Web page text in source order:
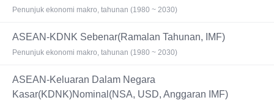
Penunjuk ekonomi makro, tahunan (1980 ~ 2030)
ASEAN-KDNK Sebenar(Ramalan Tahunan, IMF)
Penunjuk ekonomi makro, tahunan (1980 ~ 2030)
ASEAN-Keluaran Dalam Negara
Kasar(KDNK)Nominal(NSA, USD, Anggaran IMF)